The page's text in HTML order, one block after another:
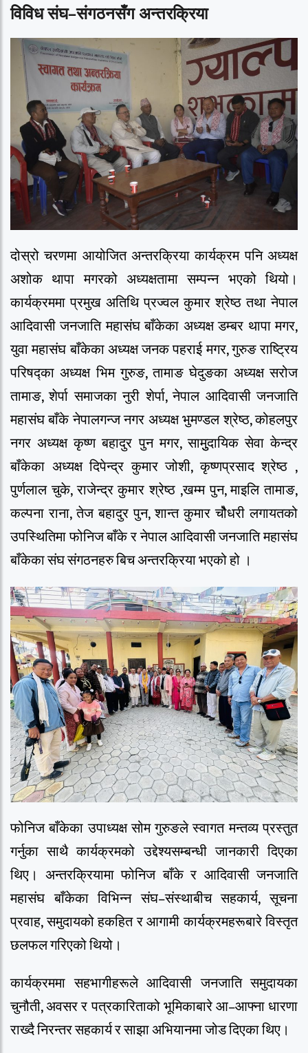
विविध संघ–संगठनसँग अन्तरक्रिया
दोस्रो चरणमा आयोजित अन्तरक्रिया कार्यक्रम पनि अध्यक्ष
अशोक थापा मगरको अध्यक्षतामा सम्पन्न भएको थियो।
कार्यक्रममा प्रमुख अतिथि प्रज्वल कुमार श्रेष्ठ तथा नेपाल
आदिवासी जनजाति महासंघ बाँकेका अध्यक्ष डम्बर थापा मगर,
युवा महासंघ बाँकेका अध्यक्ष जनक पहराई मगर, गुरुङ राष्ट्रिय
परिषद्का अध्यक्ष भिम गुरुङ, तामाङ घेदुङका अध्यक्ष सरोज
तामाङ, शेर्पा समाजका नुरी शेर्पा, नेपाल आदिवासी जनजाति
महासंघ बाँके नेपालगन्ज नगर अध्यक्ष भुमण्डल श्रेष्ठ, कोहलपुर
नगर अध्यक्ष कृष्ण बहादुर पुन मगर, सामुुदायिक सेवा केन्द्र
बाँकेका अध्यक्ष दिपेन्द्र कुमार जोशी, कृष्णप्रसाद श्रेष्ठ ,
पुर्णलाल चुके, राजेन्द्र कुमार श्रेष्ठ ,खम्म पुन, माइलि तामाङ,
कल्पना राना, तेज बहादुर पुन, शान्त कुमार चोैधरी लगायतको
उपस्थितिमा फोनिज बाँके र नेपाल आदिवासी जनजाति महासंघ
बाँकेका संघ संगठनहरु बिच अन्तरक्रिया भएको हो ।
फोनिज बाँकेका उपाध्यक्ष सोम गुरुङले स्वागत मन्तव्य प्रस्तुत
गर्नुका साथै कार्यक्रमको उद्देश्यसम्बन्धी जानकारी दिएका
थिए। अन्तरक्रियामा फोनिज बाँके र आदिवासी जनजाति
महासंघ बाँकेका विभिन्न संघ–संस्थाबीच सहकार्य, सूचना
प्रवाह, समुदायको हकहित र आगामी कार्यक्रमहरूबारे विस्तृत
छलफल गरिएको थियो।
कार्यक्रममा सहभागीहरूले आदिवासी जनजाति समुदायका
चुनौती, अवसर र पत्रकारिताको भूमिकाबारे आ–आफ्ना धारणा
राख्दै निरन्तर सहकार्य र साझा अभियानमा जोड दिएका थिए।